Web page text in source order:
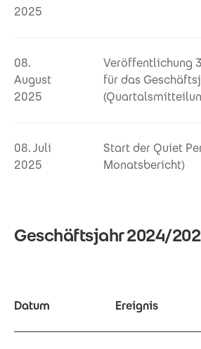
2025
08.
August
2025
Veröffentlichung
für das
08. Juli
2025
Start der Quiet
Monatsbericht)
Geschäftsjahr 2024/
Datum Ereignis